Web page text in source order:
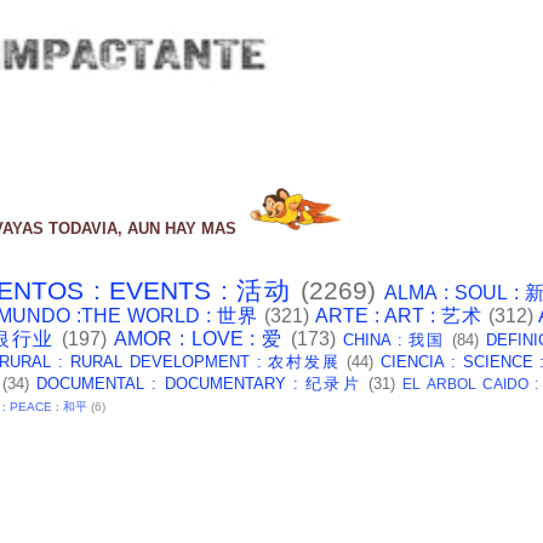
TODAVIA, AUN HAY MAS
: EVENTS : 活动 (2269) ALMA : SOUL :
:THE WORLD : 世界 (321) ARTE : ART : 艺术 (312)
行业 (197) AMOR : LOVE : 爱 (173) CHINA : 我国 (84)
: RURAL DEVELOPMENT : 农村发展 (44) CIENCIA : SCIENCE
(34) DOCUMENTAL : DOCUMENTARY : 纪录片 (31) EL ARBOL CAIDO
: PEACE : 和平 (6)